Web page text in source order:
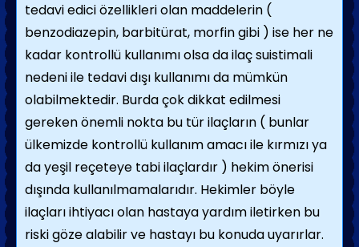
tedavi edici özellikleri olan maddelerin (
benzodiazepin, barbitürat, morfin gibi ) ise her ne
kadar kontrollü kullanımı olsa da ilaç suistimali
nedeni ile tedavi dışı kullanımı da mümkün
olabilmektedir. Burda çok dikkat edilmesi
gereken önemli nokta bu tür ilaçların ( bunlar
ülkemizde kontrollü kullanım amacı ile kırmızı ya
da yeşil reçeteye tabi ilaçlardır ) hekim önerisi
dışında kullanılmamalarıdır. Hekimler böyle
ilaçları ihtiyacı olan hastaya yardım iletirken bu
riski göze alabilir ve hastayı bu konuda uyarırlar.